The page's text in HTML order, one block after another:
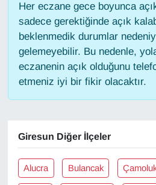
Her eczane gece boyunca
sadece gerektiğinde açık
beklenmedik durumlar
gelemeyebilir. Bu nedenle,
eczanenin açık olduğunu
etmeniz iyi bir fikir olacaktır.
Giresun Diğer İlçeler
Alucra Bulancak
Gündem
Haber
HABERDE İNSAN
Kadın
Kamu Alımları